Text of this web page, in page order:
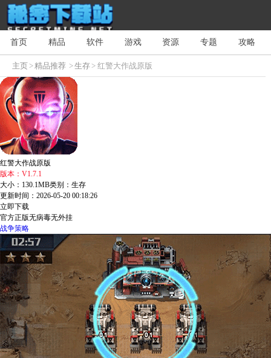
首页 精品 软件 游戏 资源 专题 攻略
主页>精品推荐 >生存> 红警大作战原版
红警大作战原版
版本：V1.7.1
大小：130.1MB类别：生存
更新时间：2026-05-20 00:18:26
立即下载
官方正版无病毒无外挂
战争策略